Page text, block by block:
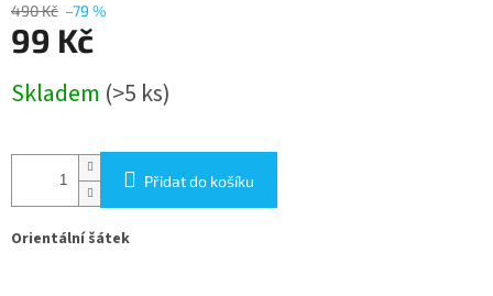
490 Kč –79 %
99 Kč
cena:
Skladem (>5 ks)
Přidat do košíku
Orientální šátek